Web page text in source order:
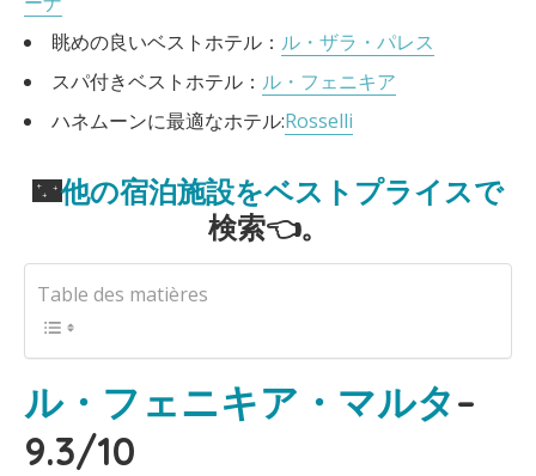
眺めの良いベストホテル： ル・ザラ・パレス
スパ付きベストホテル： ル・フェニキア
ハネムーンに最適なホテル:Rosselli
🌃他の宿泊施設をベストプライスで
検索👈。
Table des matières
ル・フェニキア・マルタ–
9.3/10